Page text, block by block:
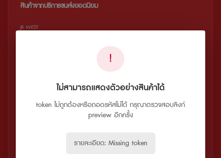
สินค้าจากบริการขนส่งยอดนิยม
JR WEST
KEIHAN RAILWAY
LIMON BUS
!
ไม่สามารถแสดงตัวอย่างสินค้าได้
token ไม่ถูกต้องหรือถอดรหัสไม่ได้ กรุณาตรวจสอบลิงก์
preview อีกครั้ง
รายละเอียด: Missing token